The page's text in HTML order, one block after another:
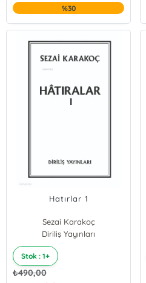
%30
Hatırlar 1
Sezai Karakoç
Diriliş Yayınları
Stok : 1+
₺490,00